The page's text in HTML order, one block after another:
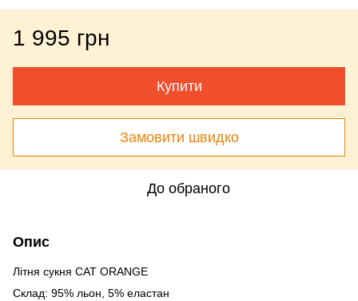
1 995 грн
Купити
Замовити швидко
До обраного
Опис
Літня сукня CAT ORANGE
Склад: 95% льон, 5% еластан